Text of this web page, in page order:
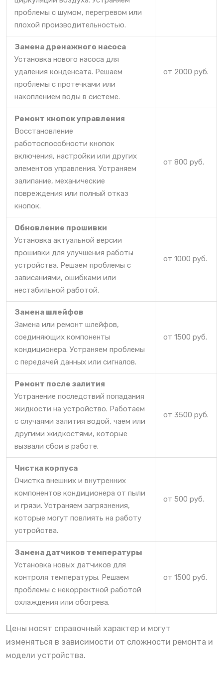
проблемы с шумом, перегревом или
плохой производительностью.
Замена дренажного насоса
Установка нового насоса для
удаления конденсата. Решаем
проблемы с протечками или
накоплением воды в системе.
от 2000 руб.
Ремонт кнопок управления
Восстановление
работоспособности кнопок
включения, настройки или других
элементов управления. Устраняем
залипание, механические
повреждения или полный отказ
кнопок.
от 800 руб.
Обновление прошивки
Установка актуальной версии
прошивки для улучшения работы
устройства. Решаем проблемы с
зависаниями, ошибками или
нестабильной работой.
от 1000 руб.
Замена шлейфов
Замена или ремонт шлейфов,
соединяющих компоненты
кондиционера. Устраняем проблемы
с передачей данных или сигналов.
от 1500 руб.
Ремонт после залития
Устранение последствий попадания
жидкости на устройство. Работаем
с случаями залития водой, чаем или
другими жидкостями, которые
вызвали сбои в работе.
от 3500 руб.
Чистка корпуса
Очистка внешних и внутренних
компонентов кондиционера от пыли
и грязи. Устраняем загрязнения,
которые могут повлиять на работу
устройства.
от 500 руб.
Замена датчиков температуры
Установка новых датчиков для
контроля температуры. Решаем
проблемы с некорректной работой
охлаждения или обогрева.
от 1500 руб.
Цены носят справочный характер и могут
изменяться в зависимости от сложности ремонта и
модели устройства.